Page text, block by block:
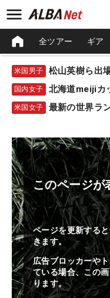
全ツアー ギア
米国男子 松山英樹ら出
国内女子 北海道meiji
米国女子 最新の世界ラ
このページが
ページを更新する
きます。
広告ブロッカーや
ている場合、この
ります。